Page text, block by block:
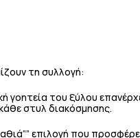
τη συλλογή:
γοητεία του ξύλου
στυλ διακόσμησης.
επιλογή που